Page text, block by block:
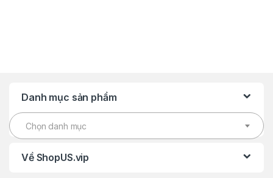
Danh mục sản phẩm
Chọn danh mục
Về ShopUS.vip